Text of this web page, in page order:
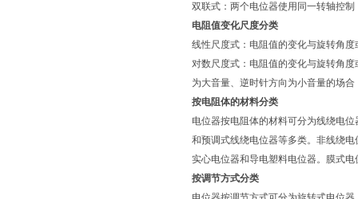
双联式：两个电位器使用同一转轴控
电阻值变化尺度分类
线性尺度式：电阻值的变化与旋转角
对数尺度式：电阻值的变化与旋转角
为大音量、逆时针方向为小音量的场
按电阻体的材料分类
电位器按电阻体的材料可分为线绕电
和预调式线绕电位器等多类。非线绕
实心电位器和导电塑料电位器。膜式
按调节方式分类